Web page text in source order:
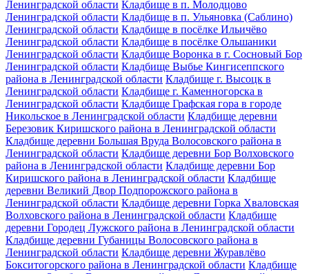
Ленинградской области Кладбище в п. Молодцово
Ленинградской области Кладбище в п. Ульяновка (Саблино)
Ленинградской области Кладбище в посёлке Ильичёво
Ленинградской области Кладбище в посёлке Ольшаники
Ленинградской области Кладбище Воронка в г. Сосновый Бор
Ленинградской области Кладбище Выбье Кингисеппского
района в Ленинградской области Кладбище г. Высоцк в
Ленинградской области Кладбище г. Каменногорска в
Ленинградской области Кладбище Графская гора в городе
Никольское в Ленинградской области Кладбище деревни
Березовик Киришского района в Ленинградской области
Кладбище деревни Большая Вруда Волосовского района в
Ленинградской области Кладбище деревни Бор Волховского
района в Ленинградской области Кладбище деревни Бор
Киришского района в Ленинградской области Кладбище
деревни Великий Двор Подпорожского района в
Ленинградской области Кладбище деревни Горка Хваловская
Волховского района в Ленинградской области Кладбище
деревни Городец Лужского района в Ленинградской области
Кладбище деревни Губаницы Волосовского района в
Ленинградской области Кладбище деревни Журавлёво
Бокситогорского района в Ленинградской области Кладбище